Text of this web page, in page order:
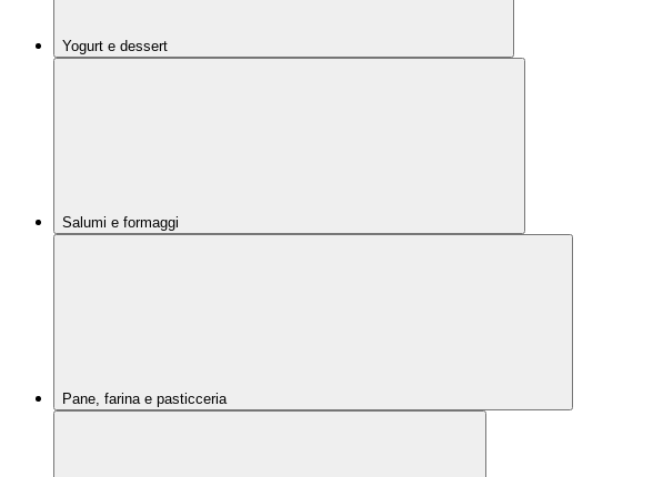
Yogurt e dessert
Salumi e formaggi
Pane, farina e pasticceria